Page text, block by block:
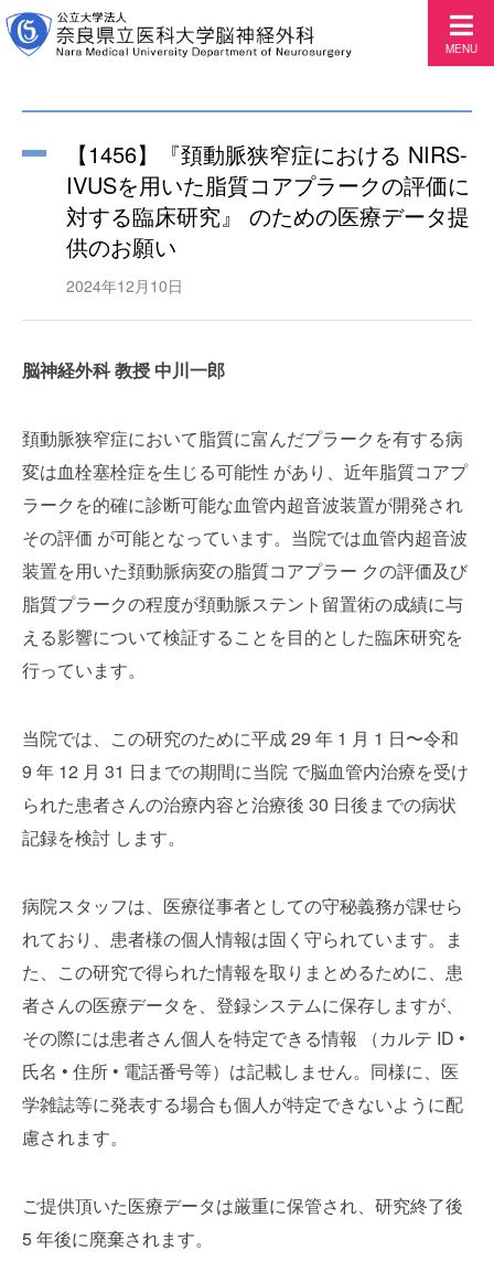
MENU
【1456】『頚動脈狭窄症における NIRS-
IVUSを用いた脂質コアプラークの評価に
対する臨床研究』 のための医療データ提
供のお願い
2024年12月10日
脳神経外科 教授 中川一郎
頚動脈狭窄症において脂質に富んだプラークを有する病
変は血栓塞栓症を生じる可能性 があり、近年脂質コアプ
ラークを的確に診断可能な血管内超音波装置が開発され
その評価 が可能となっています。当院では血管内超音波
装置を用いた頚動脈病変の脂質コアプラー クの評価及び
脂質プラークの程度が頚動脈ステント留置術の成績に与
える影響について検証することを目的とした臨床研究を
行っています。
当院では、この研究のために平成 29 年 1 月 1 日〜令和
9 年 12 月 31 日までの期間に当院 で脳血管内治療を受け
られた患者さんの治療内容と治療後 30 日後までの病状
記録を検討 します。
病院スタッフは、医療従事者としての守秘義務が課せら
れており、患者様の個人情報は固く守られています。ま
た、この研究で得られた情報を取りまとめるために、患
者さんの医療データを、登録システムに保存しますが、
その際には患者さん個人を特定できる情報 （カルテ ID •
氏名 • 住所 • 電話番号等）は記載しません。同様に、医
学雑誌等に発表する場合も個人が特定できないように配
慮されます。
ご提供頂いた医療データは厳重に保管され、研究終了後
5 年後に廃棄されます。